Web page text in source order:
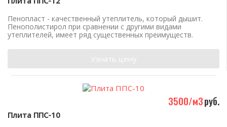
Пенопласт - качественный утеплитель, который дышит.
Пенополистирол при сравнении с другими видами
утеплителей, имеет ряд существенных преимуществ.
Узнать цену
3500/м3руб.
Плита ППС-10